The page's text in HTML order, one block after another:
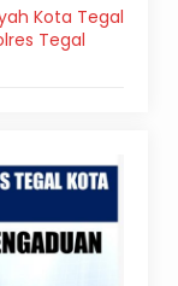
Kota Tegal
Tegal